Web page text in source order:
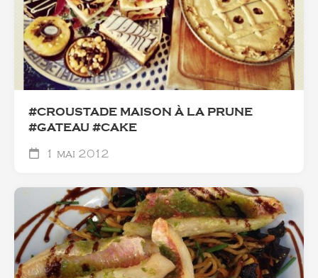
#CROUSTADE MAISON À LA PRUNE
#GATEAU #CAKE
1 mai 2012